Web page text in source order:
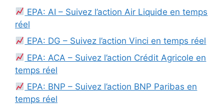
EPA: AI – Suivez l’action Air Liquide en temps
réel
EPA: DG – Suivez l’action Vinci en temps réel
EPA: ACA – Suivez l’action Crédit Agricole en
temps réel
EPA: BNP – Suivez l’action BNP Paribas en
temps réel